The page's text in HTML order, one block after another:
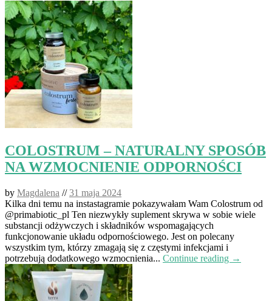
COLOSTRUM – NATURALNY SPOSÓB
NA WZMOCNIENIE ODPORNOŚCI
by Magdalena //31 maja 2024
Kilka dni temu na instastagramie pokazywałam Wam Colostrum od
@primabiotic_pl Ten niezwykły suplement skrywa w sobie wiele
substancji odżywczych i składników wspomagających
funkcjonowanie układu odpornościowego. Jest on polecany
wszystkim tym, którzy zmagają się z częstymi infekcjami i
potrzebują dodatkowego wzmocnienia... Continue reading →